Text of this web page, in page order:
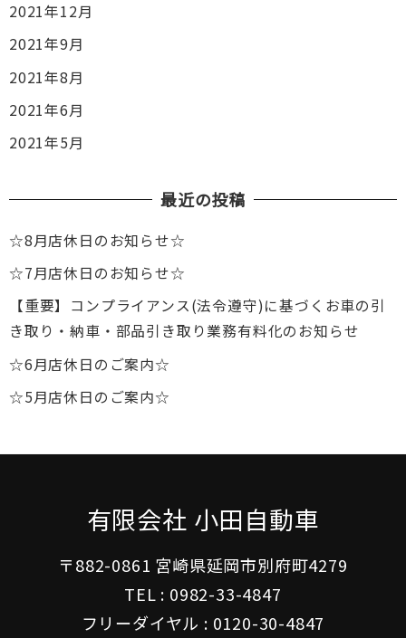
2021年12月
2021年9月
2021年8月
2021年6月
2021年5月
最近の投稿
☆8月店休日のお知らせ☆
☆7月店休日のお知らせ☆
【重要】コンプライアンス(法令遵守)に基づくお車の引
き取り・納車・部品引き取り業務有料化のお知らせ
☆6月店休日のご案内☆
☆5月店休日のご案内☆
有限会社 小田自動車
〒882-0861 宮崎県延岡市別府町4279
TEL : 0982-33-4847
フリーダイヤル : 0120-30-4847